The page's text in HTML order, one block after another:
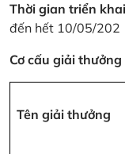
Thời gian triển
đến hết 10/05/202
Cơ cấu giải thưởng
Tên giải thưởng